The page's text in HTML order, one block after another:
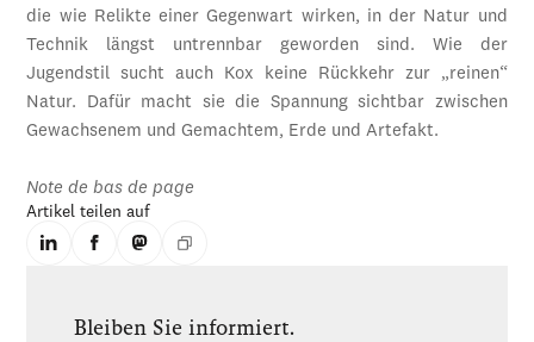
die wie Relikte einer Gegenwart wirken, in der Natur und
Technik längst untrennbar geworden sind. Wie der
Jugendstil sucht auch Kox keine Rückkehr zur „reinen“
Natur. Dafür macht sie die Spannung sichtbar zwischen
Gewachsenem und Gemachtem, Erde und Artefakt.
Note de bas de page
Artikel teilen auf
Bleiben Sie informiert.